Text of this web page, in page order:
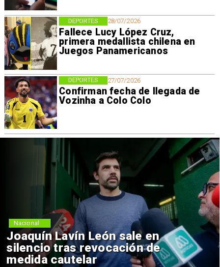
28/07/2026
Fallece Lucy López Cruz,
primera medallista chilena en
Juegos Panamericanos
DEPORTES
27/07/2026
Confirman fecha de llegada de
Vozinha a Colo Colo
DEPORTES
Joaquín Lavín León sale en
silencio tras revocación de
medida cautelar
Nacional